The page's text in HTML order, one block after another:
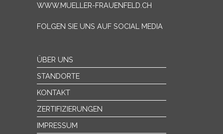
WWW.MUELLER-FRAUENFELD.CH
FOLGEN SIE UNS AUF SOCIAL MEDIA
ÜBER UNS
STANDORTE
KONTAKT
ZERTIFIZIERUNGEN
IMPRESSUM